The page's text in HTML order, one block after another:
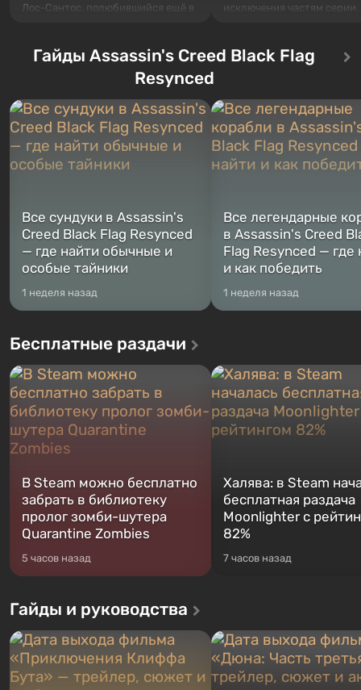
Лос-Сантос, полюбившийся ещё в
сразу трех персонажей: Майкла,
Тревора и Франклина, между
Жанр и...
исключения частям серии.
Оно же, по задумке
Vault-Tec, должно
Место действия Fallout...
Гайды Assassin's Creed Black Flag
Resynced
Все сундуки в Assassin's
Creed Black Flag Resynced
— где найти обычные и
особые тайники
1 неделя назад
Все легендарные
в Assassin's Creed
Flag Resynced — где
и как победить
1 неделя назад
Бесплатные раздачи
В Steam можно бесплатно
забрать в библиотеку
пролог зомби-шутера
Quarantine Zombies
5 часов назад
Халява: в Steam
бесплатная раздача
Moonlighter с
82%
7 часов назад
Гайды и руководства